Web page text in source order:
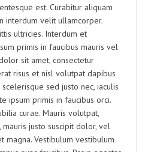
est. Curabitur aliquam
interdum velit ullamcorper.
ultricies. Interdum et
primis in faucibus mauris vel
sit amet, consectetur
risus et nisl volutpat dapibus
sed justo nec, iaculis
ipsum primis in faucibus orci.
curae. Mauris volutpat,
justo suscipit dolor, vel
magna. Vestibulum vestibulum